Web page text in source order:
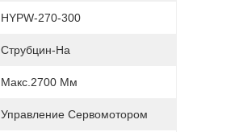
HYPW-270-300
Струбцин-На
Макс.2700 Мм
Управление Сервомотором